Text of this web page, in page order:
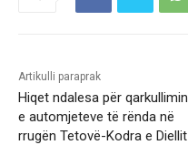
Artikulli paraprak
Hiqet ndalesa për qarkullimin
e automjeteve të rënda në
rrugën Tetovë-Kodra e Diellit